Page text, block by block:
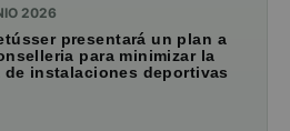
2026
presentará un plan a
para minimizar la
de instalaciones deportivas